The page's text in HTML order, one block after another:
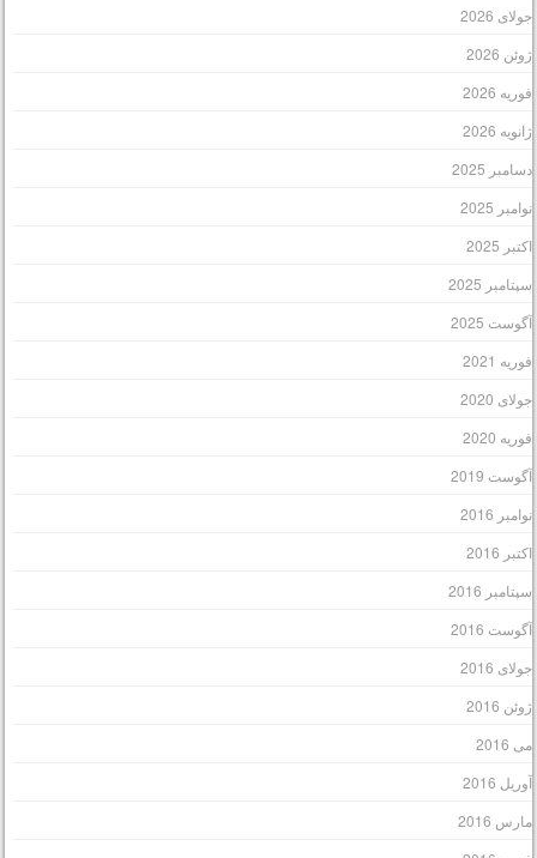
2026
2026
2026
2026
2025
2025
2025
2025
2025
2021
2020
2020
2019
2016
2016
2016
2016
2016
2016
2016
2016
2016